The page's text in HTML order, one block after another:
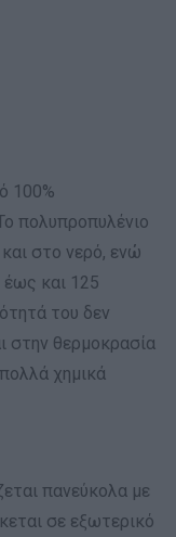
100%
πολυπροπυλένιο
και στο νερό, ενώ
έως και 125
του δεν
στην θερμοκρασία
χημικά
πανεύκολα με
σε εξωτερικό